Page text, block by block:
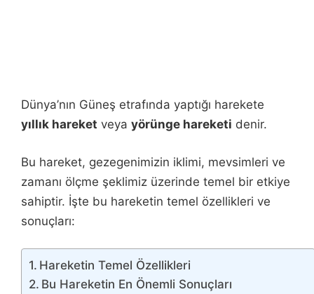
Dünya’nın Güneş etrafında yaptığı harekete
yıllık hareket veya yörünge hareketi denir.
Bu hareket, gezegenimizin iklimi, mevsimleri ve
zamanı ölçme şeklimiz üzerinde temel bir etkiye
sahiptir. İşte bu hareketin temel özellikleri ve
sonuçları:
Hareketin Temel Özellikleri
Bu Hareketin En Önemli Sonuçları